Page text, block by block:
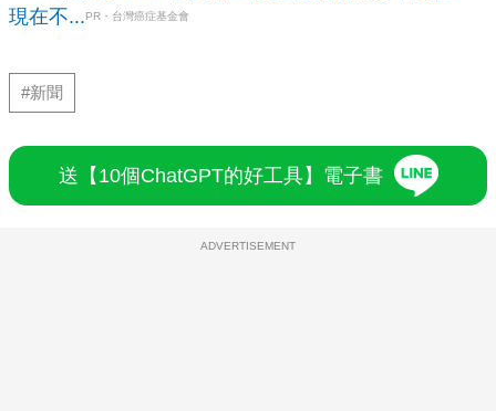
現在不...PR・台灣癌症基金會
#新聞
送【10個ChatGPT的好工具】電子書
ADVERTISEMENT